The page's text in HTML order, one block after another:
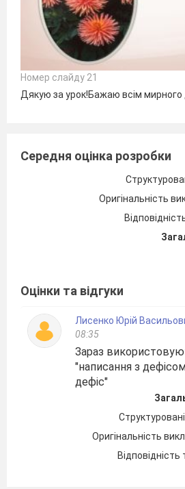
Номер слайду 21
Дякую за урок!Бажаю всім мирного
Середня оцінка розробки
Оригінальність
Оцінки та відгуки
Лисенко Юрій
08:35
Зараз
"написання з
дефіс"
Оригінальність
Відповідність